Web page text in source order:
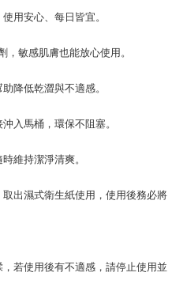
用安心、每日皆宜。
敏感肌膚也能放心使用。
降低乾澀與不適感。
入馬桶，環保不阻塞。
維持潔淨清爽。
出濕式衛生紙使用，使用後務必將
若使用後有不適感，請停止使用並